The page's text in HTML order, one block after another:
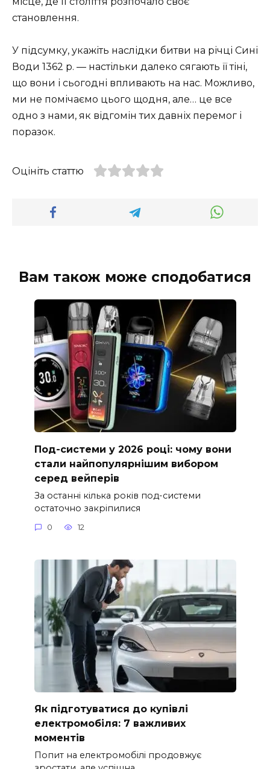
становлення.
У підсумку, укажіть наслідки битви на річці Сині
Води 1362 р. — настільки далеко сягають її тіні,
що вони і сьогодні впливають на нас. Можливо,
ми не помічаємо цього щодня, але… це все
одно з нами, як відгомін тих давніх перемог і
поразок.
Оцініть статтю
Вам також може сподобатися
Под-системи у 2026 році: чому вони
стали найпопулярнішим вибором
серед вейперів
За останні кілька років под-системи
остаточно закріпилися
0 12
Як підготуватися до купівлі
електромобіля: 7 важливих
моментів
Попит на електромобілі продовжує